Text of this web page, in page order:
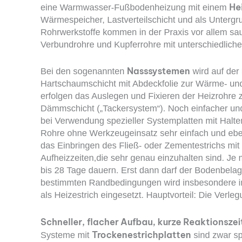
eine Warmwasser-Fußbodenheizung mit einem
Wärmespeicher, Lastverteilschicht und als
Rohrwerkstoffe kommen in der Praxis vor allem
Verbundrohre und Kupferrohre mit
Bei den sogenannten Nass­systemen wird auf der
Hartschaumschicht mit Abdeckfolie zur Wärme-
erfolgen das Auslegen und Fixieren der
Dämmschicht („Tackersystem“). Noch einfacher
bei Verwendung spezieller Systemplatten mit
Rohre ohne Werkzeugeinsatz sehr einfach und
das Einbringen des Fließ- oder Zementestrichs
Aufheizzeiten,die sehr genau einzuhalten sind. Je
bis 28 Tage dauern. Erst dann darf der
bestimmten Randbedingungen wird
als Heizestrich eingesetzt. Hauptvorteil: Die
Schneller, flacher Aufbau, kurze
Systeme mit Trocken­estrichplatten sind zwar